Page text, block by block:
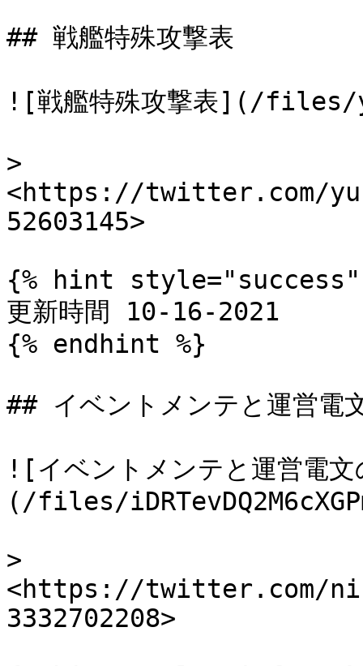
## 戦艦特殊攻撃表
![戦艦特殊攻撃表](/files/
>
<https://twitter.com/
52603145>
{% hint style="success"
更新時間 10-16-2021
{% endhint %}
## イベントメンテと運営電
![イベントメンテと運営電
(/files/
>
<https://twitter.com/
3332702208>